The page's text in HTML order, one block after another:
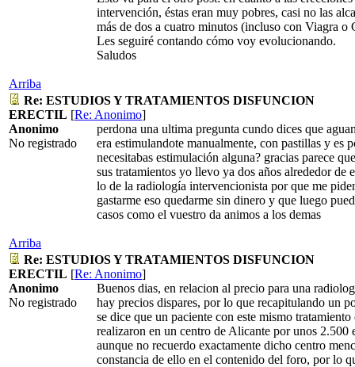
intervención, éstas eran muy pobres, casi no las
más de dos a cuatro minutos (incluso con Viagra o
Les seguiré contando cómo voy evolucionando.
Saludos
Arriba
Re: ESTUDIOS Y TRATAMIENTOS DISFUNCION
ERECTIL [Re: Anonimo]
Anonimo
No registrado
perdona una ultima pregunta cundo dices que
era estimulandote manualmente, con pastillas y es
necesitabas estimulación alguna? gracias parece
sus tratamientos yo llevo ya dos años alrededor de
lo de la radiología intervencionista por que me
gastarme eso quedarme sin dinero y que luego
casos como el vuestro da animos a los demas
Arriba
Re: ESTUDIOS Y TRATAMIENTOS DISFUNCION
ERECTIL [Re: Anonimo]
Anonimo
No registrado
Buenos dias, en relacion al precio para una
hay precios dispares, por lo que recapitulando un
se dice que un paciente con este mismo
realizaron en un centro de Alicante por unos 2.500
aunque no recuerdo exactamente dicho centro
constancia de ello en el contenido del foro, por lo